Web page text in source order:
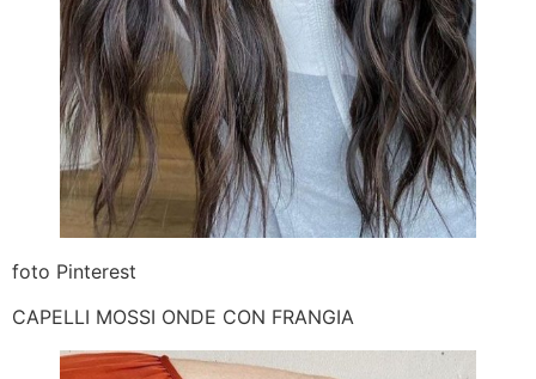
foto Pinterest
CAPELLI MOSSI ONDE CON FRANGIA